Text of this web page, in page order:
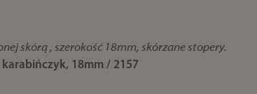
skórą , szerokość 18mm, skórzane stopery.
18mm / 2157